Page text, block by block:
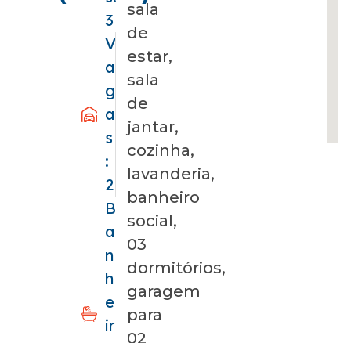
3
V
a
g
a
s
:
2
B
a
n
h
e
ir
sala
de
estar,
sala
de
jantar,
cozinha,
lavanderia,
banheiro
social,
03
dormitórios,
garagem
para
02